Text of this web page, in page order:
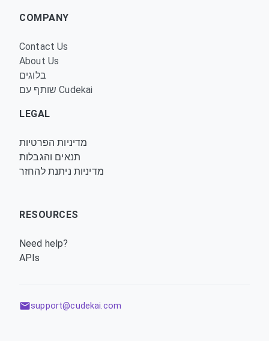
COMPANY
Contact Us
About Us
בלוגים
שותף עם Cudekai
LEGAL
מדיניות הפרטיות
תנאים והגבלות
מדיניות ניתנת להחזר
RESOURCES
Need help?
APIs
support@cudekai.com